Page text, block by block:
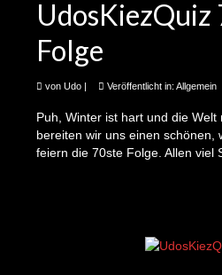
auf dem Schmollerplatz
12te Folge: Ellen und
13te Folge: Diana und
(Ressourcenladen)
14te Folge: Martin und
Ideenwettbewerb
UdosKiezQuiz
Folge
von Udo Veröffentlicht in: Allgemein
Puh, Winter ist hart und die Welt
bereiten wir uns einen schönen,
feiern die 70ste Folge. Allen viel